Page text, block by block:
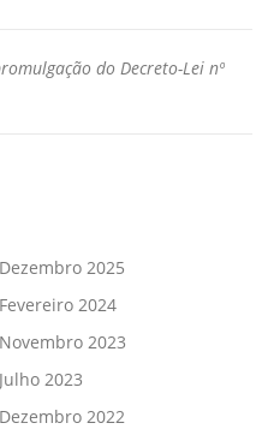
do Decreto-Lei nº
Dezembro 2025
Fevereiro 2024
Novembro 2023
Julho 2023
Dezembro 2022